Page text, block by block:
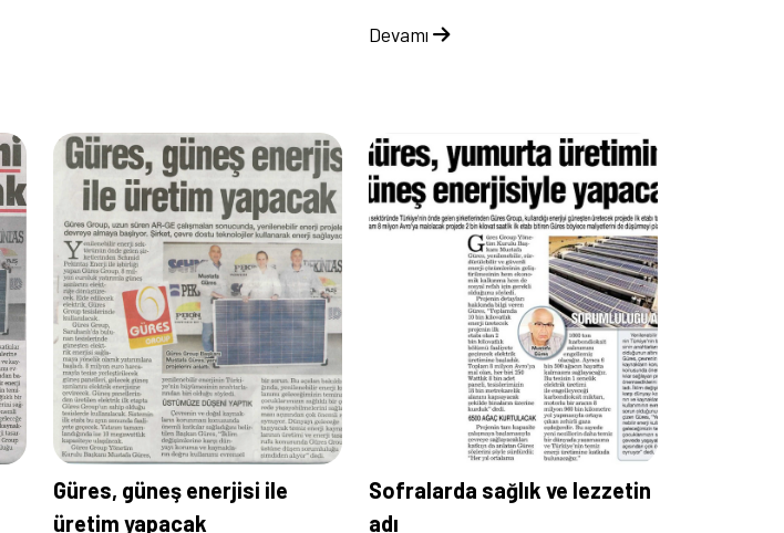
Devamı
Güres, güneş enerjisi ile
üretim yapacak
Sofralarda sağlık ve lezzetin
adı